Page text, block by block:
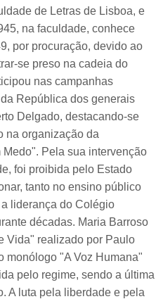
de Letras de Lisboa, e
na faculdade, conhece
por procuração, devido ao
se preso na cadeia do
nas campanhas
República dos generais
Delgado, destacando-se
na organização da
Pela sua intervenção
foi proibida pelo Estado
tanto no ensino público
liderança do Colégio
décadas. Maria Barroso
Vida" realizado por Paulo
monólogo "A Voz Humana"
pelo regime, sendo a última
A luta pela liberdade e pela